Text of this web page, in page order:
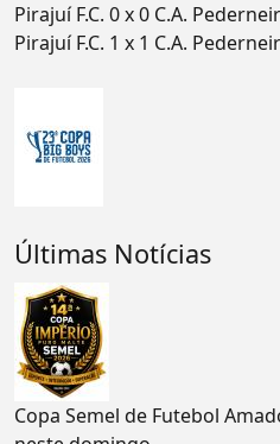
Pirajuí F.C. 0 x 0 C.A.
Pirajuí F.C. 1 x 1 C.A.
Últimas Notícias
Copa Semel de Futebol